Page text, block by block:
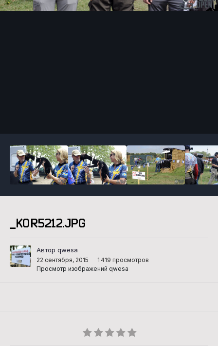
_KOR5212.JPG
Автор qwesa
22 сентября, 2015
1 419 просмотров
Просмотр изображений qwesa